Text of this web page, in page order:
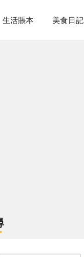
生活賬本 美食日記